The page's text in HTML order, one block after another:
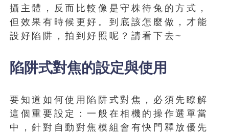
攝主體，反而比較像是守株待兔的方式，
但效果有時候更好。到底該怎麼做，才能
設好陷阱，拍到好照呢？請看下去~
陷阱式對焦的設定與使用
要知道如何使用陷阱式對焦，必須先瞭解
這個重要設定：一般在相機的操作選單當
中，針對自動對焦模組會有快門釋放優先